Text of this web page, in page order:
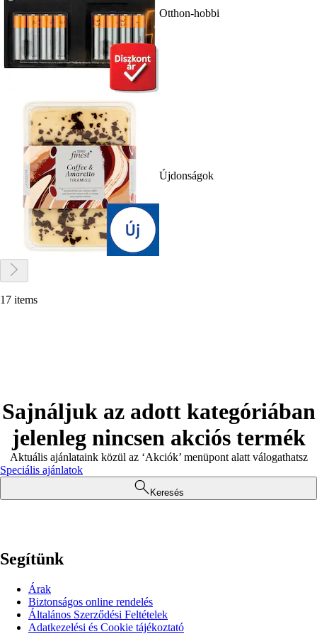
Otthon-hobbi
Újdonságok
17 items
Sajnáljuk az adott kategóriában
jelenleg nincsen akciós termék
Aktuális ajánlataink közül az ‘Akciók’ menüpont alatt válogathatsz
Speciális ajánlatok
Keresés
Segítünk
Árak
Biztonságos online rendelés
Általános Szerződési Feltételek
Adatkezelési és Cookie tájékoztató